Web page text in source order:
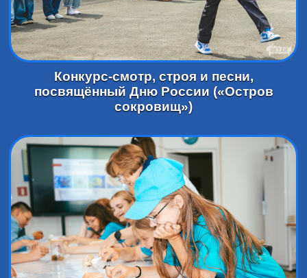
Конкурс-смотр, строя и песни,
посвящённый Дню России («Остров
сокровищ»)